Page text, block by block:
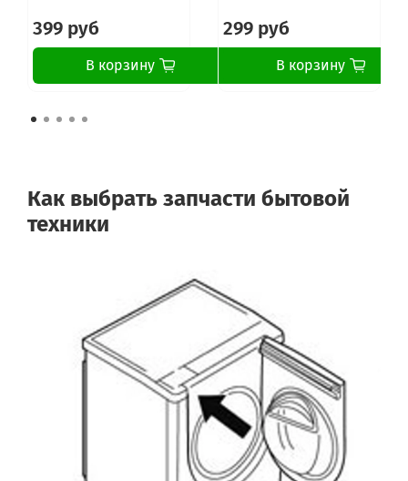
399 руб
В корзину
299 руб
В корзину
Как выбрать запчасти бытовой
техники